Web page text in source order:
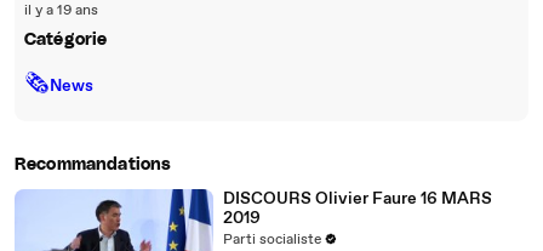
il y a 19 ans
Catégorie
🗞News
Recommandations
DISCOURS Olivier Faure 16 MARS
2019
Parti socialiste